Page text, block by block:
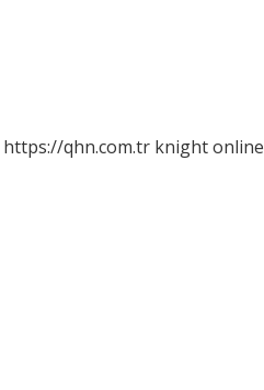
https://qhn.com.tr knight online